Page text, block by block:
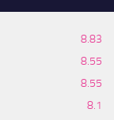
8.83
8.55
8.55
8.1